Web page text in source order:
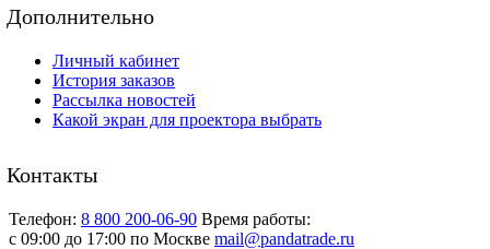
Дополнительно
Личный кабинет
История заказов
Рассылка новостей
Какой экран для проектора выбрать
Контакты
Телефон: 8 800 200-06-90 Время работы:
c 09:00 до 17:00 по Москве mail@pandatrade.ru